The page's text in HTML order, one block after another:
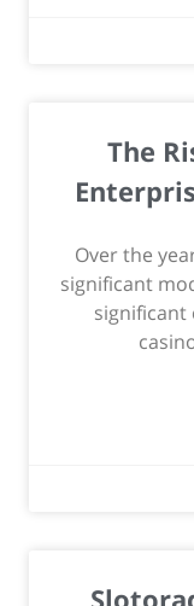
The
Over the
significant
significant